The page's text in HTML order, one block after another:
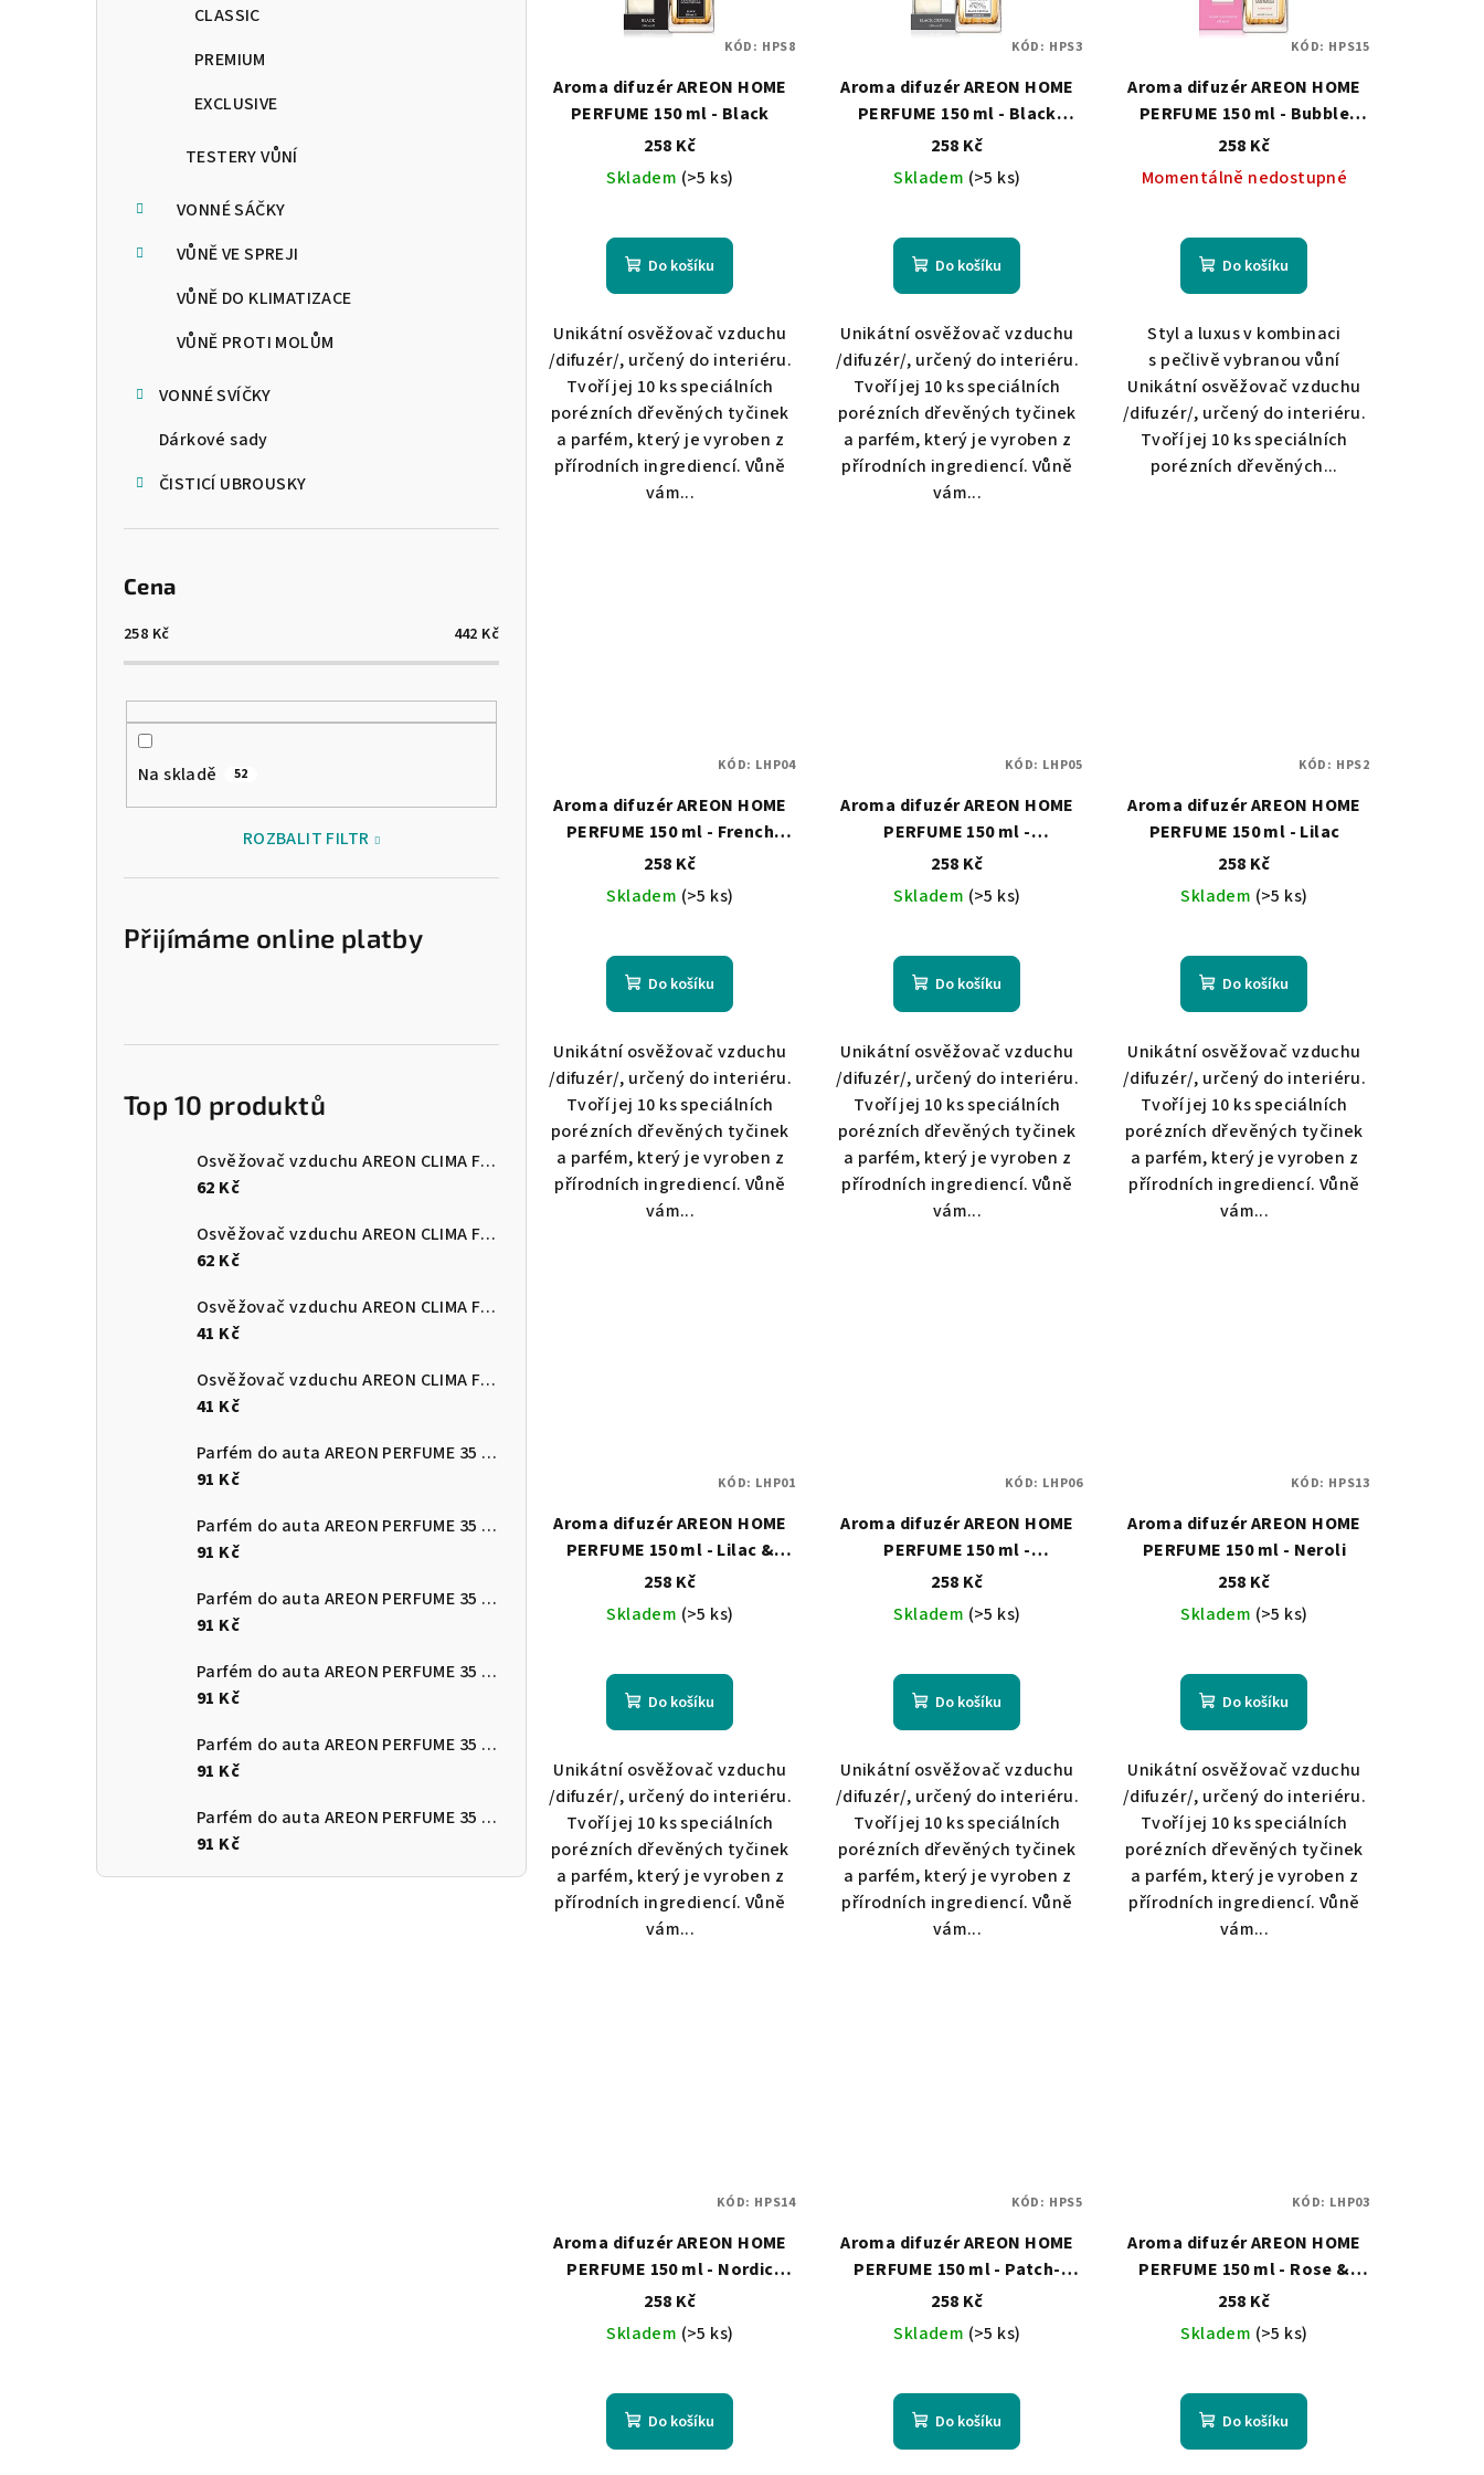
CLASSIC
PREMIUM
EXCLUSIVE
TESTERY VŮNÍ
VONNÉ SÁČKY
VŮNĚ VE SPREJI
VŮNĚ DO KLIMATIZACE
VŮNĚ PROTI MOLŮM
VONNÉ SVÍČKY
Dárkové sady
ČISTICÍ UBROUSKY
Cena
258 Kč 442 Kč
Na skladě 52
ROZBALIT FILTR
Přijímáme online platby
Top 10 produktů
Osvěžovač vzduchu AREON CLIMA FRESH LUX - Arctic Road
62 Kč
Osvěžovač vzduchu AREON CLIMA FRESH LUX - Eau D´Ete
62 Kč
Osvěžovač vzduchu AREON CLIMA FRESH - Blue Ocean
41 Kč
Osvěžovač vzduchu AREON CLIMA FRESH - Secret Garden
41 Kč
Parfém do auta AREON PERFUME 35 ml Neroli
91 Kč
Parfém do auta AREON PERFUME 35 ml Osmanthus
91 Kč
Parfém do auta AREON PERFUME 35 ml Vanilla Black
91 Kč
Parfém do auta AREON PERFUME 35 ml Lily Of The Valley
91 Kč
Parfém do auta AREON PERFUME 35 ml Vanilla Mia
91 Kč
Parfém do auta AREON PERFUME 35 ml French Garden
91 Kč
o
r
ů
Aroma difuzér AREON HOME
PERFUME 150 ml - Black
258 Kč
Skladem (>5 ks)
Do košíku
Unikátní osvěžovač vzduchu
/difuzér/, určený do interiéru.
Tvoří jej 10 ks speciálních
porézních dřevěných tyčinek
a parfém, který je vyroben z
přírodních ingrediencí. Vůně
vám...
KÓD: HPS8
Aroma difuzér AREON HOME
PERFUME 150 ml - Black
Crystal
258 Kč
Skladem (>5 ks)
Do košíku
Unikátní osvěžovač vzduchu
/difuzér/, určený do interiéru.
Tvoří jej 10 ks speciálních
porézních dřevěných tyčinek
a parfém, který je vyroben z
přírodních ingrediencí. Vůně
vám...
KÓD: HPS3
Aroma difuzér AREON HOME
PERFUME 150 ml - Bubble
Gum
258 Kč
Momentálně nedostupné
hodnocení
produktu
je
5,0
z
5
hvězdiček.
Do košíku
Styl a luxus v kombinaci
s pečlivě vybranou vůní
Unikátní osvěžovač vzduchu
/difuzér/, určený do interiéru.
Tvoří jej 10 ks speciálních
porézních dřevěných...
KÓD: HPS15
Aroma difuzér AREON HOME
PERFUME 150 ml - French
Garden & lavender Oil
258 Kč
Skladem (>5 ks)
Do košíku
Unikátní osvěžovač vzduchu
/difuzér/, určený do interiéru.
Tvoří jej 10 ks speciálních
porézních dřevěných tyčinek
a parfém, který je vyroben z
přírodních ingrediencí. Vůně
vám...
KÓD: LHP04
Aroma difuzér AREON HOME
PERFUME 150 ml -
Lemongrass & lavender Oil
258 Kč
Skladem (>5 ks)
Do košíku
Unikátní osvěžovač vzduchu
/difuzér/, určený do interiéru.
Tvoří jej 10 ks speciálních
porézních dřevěných tyčinek
a parfém, který je vyroben z
přírodních ingrediencí. Vůně
vám...
KÓD: LHP05
Aroma difuzér AREON HOME
PERFUME 150 ml - Lilac
258 Kč
Skladem (>5 ks)
Do košíku
Unikátní osvěžovač vzduchu
/difuzér/, určený do interiéru.
Tvoří jej 10 ks speciálních
porézních dřevěných tyčinek
a parfém, který je vyroben z
přírodních ingrediencí. Vůně
vám...
KÓD: HPS2
Aroma difuzér AREON HOME
PERFUME 150 ml - Lilac &
Lavender Oil
258 Kč
Skladem (>5 ks)
Do košíku
Unikátní osvěžovač vzduchu
/difuzér/, určený do interiéru.
Tvoří jej 10 ks speciálních
porézních dřevěných tyčinek
a parfém, který je vyroben z
přírodních ingrediencí. Vůně
vám...
KÓD: LHP01
Aroma difuzér AREON HOME
PERFUME 150 ml -
Mediterranean Forest &
lavender Oil
258 Kč
Skladem (>5 ks)
Do košíku
Unikátní osvěžovač vzduchu
/difuzér/, určený do interiéru.
Tvoří jej 10 ks speciálních
porézních dřevěných tyčinek
a parfém, který je vyroben z
přírodních ingrediencí. Vůně
vám...
KÓD: LHP06
Aroma difuzér AREON HOME
PERFUME 150 ml - Neroli
258 Kč
Skladem (>5 ks)
Do košíku
Unikátní osvěžovač vzduchu
/difuzér/, určený do interiéru.
Tvoří jej 10 ks speciálních
porézních dřevěných tyčinek
a parfém, který je vyroben z
přírodních ingrediencí. Vůně
vám...
KÓD: HPS13
Aroma difuzér AREON HOME
PERFUME 150 ml - Nordic
Forest
258 Kč
Skladem (>5 ks)
Do košíku
KÓD: HPS14
Aroma difuzér AREON HOME
PERFUME 150 ml - Patch-
Lavender-Vanilla
258 Kč
Skladem (>5 ks)
Do košíku
KÓD: HPS5
Aroma difuzér AREON HOME
PERFUME 150 ml - Rose &
Lavender Oil
258 Kč
Skladem (>5 ks)
Do košíku
KÓD: LHP03